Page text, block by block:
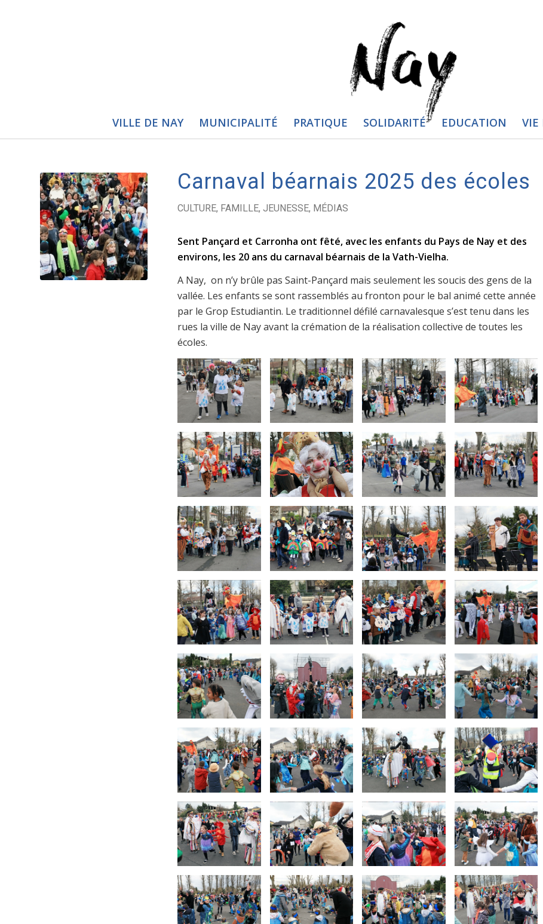
VILLE DE NAY MUNICIPALITÉ PRATIQUE SOLIDARITÉ EDUCATION VIE
Carnaval béarnais 2025 des écoles
CULTURE, FAMILLE, JEUNESSE, MÉDIAS
Sent Pançard et Carronha ont fêté, avec les enfants du Pays de Nay et des
environs, les 20 ans du carnaval béarnais de la Vath-Vielha.
A Nay, on n’y brûle pas Saint-Pançard mais seulement les soucis des gens de la
vallée. Les enfants se sont rassemblés au fronton pour le bal animé cette année
par le Grop Estudiantin. Le traditionnel défilé carnavalesque s’est tenu dans les
rues la ville de Nay avant la crémation de la réalisation collective de toutes les
écoles.